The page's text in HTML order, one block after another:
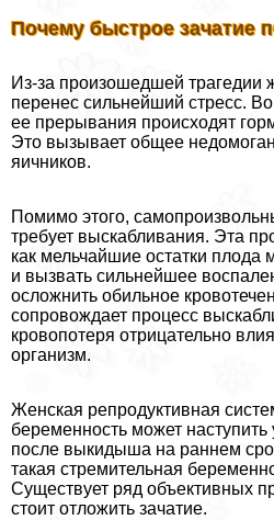
Почему быстрое зачатие
Из-за произошедшей трагедии
перенес сильнейший стресс.
ее прерывания происходят
Это вызывает общее
яичников.
Помимо этого,
требует выскабливания. Эта
как мельчайшие остатки плода
и вызвать сильнейшее
осложнить обильное
сопровождает процесс
кровопотеря отрицательно
организм.
Женская репродуктивная
беременность может
после выкидыша на раннем
такая стремительная
Существует ряд объективных
стоит отложить зачатие.